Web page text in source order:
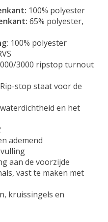
100% polyester
65% polyester,
100% polyester
3000 ripstop turnout
stop staat voor de
en het
ademend
aan de voorzijde
vast te maken met
kruissingels en